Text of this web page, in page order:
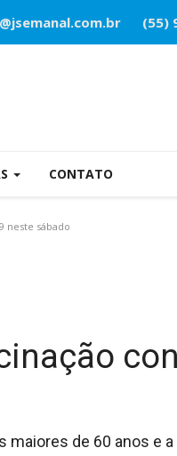
(55)
CONTATO
neste sábado
de 60 anos e